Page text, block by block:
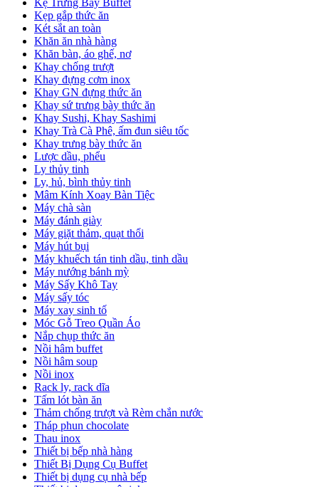
Kẹp gắp thức ăn
Két sắt an toàn
Khăn ăn nhà hàng
Khăn bàn, áo ghế, nơ
Khay chống trượt
Khay đựng cơm inox
Khay GN đựng thức ăn
Khay sứ trưng bày thức ăn
Khay Sushi, Khay Sashimi
Khay Trà Cà Phê, ấm đun siêu tốc
Khay trưng bày thức ăn
Lược dầu, phểu
Ly thủy tinh
Ly, hủ, bình thủy tinh
Mâm Kính Xoay Bàn Tiệc
Máy chà sàn
Máy đánh giày
Máy giặt thảm, quạt thổi
Máy hút bụi
Máy khuếch tán tinh dầu, tinh dầu
Máy nướng bánh mỳ
Máy Sấy Khô Tay
Máy sấy tóc
Máy xay sinh tố
Móc Gỗ Treo Quần Áo
Nắp chụp thức ăn
Nồi hâm buffet
Nồi hâm soup
Nồi inox
Rack ly, rack dĩa
Tấm lót bàn ăn
Thảm chống trượt và Rèm chắn nước
Tháp phun chocolate
Thau inox
Thiết bị bếp nhà hàng
Thiết Bị Dụng Cụ Buffet
Thiết bị dụng cụ nhà bếp